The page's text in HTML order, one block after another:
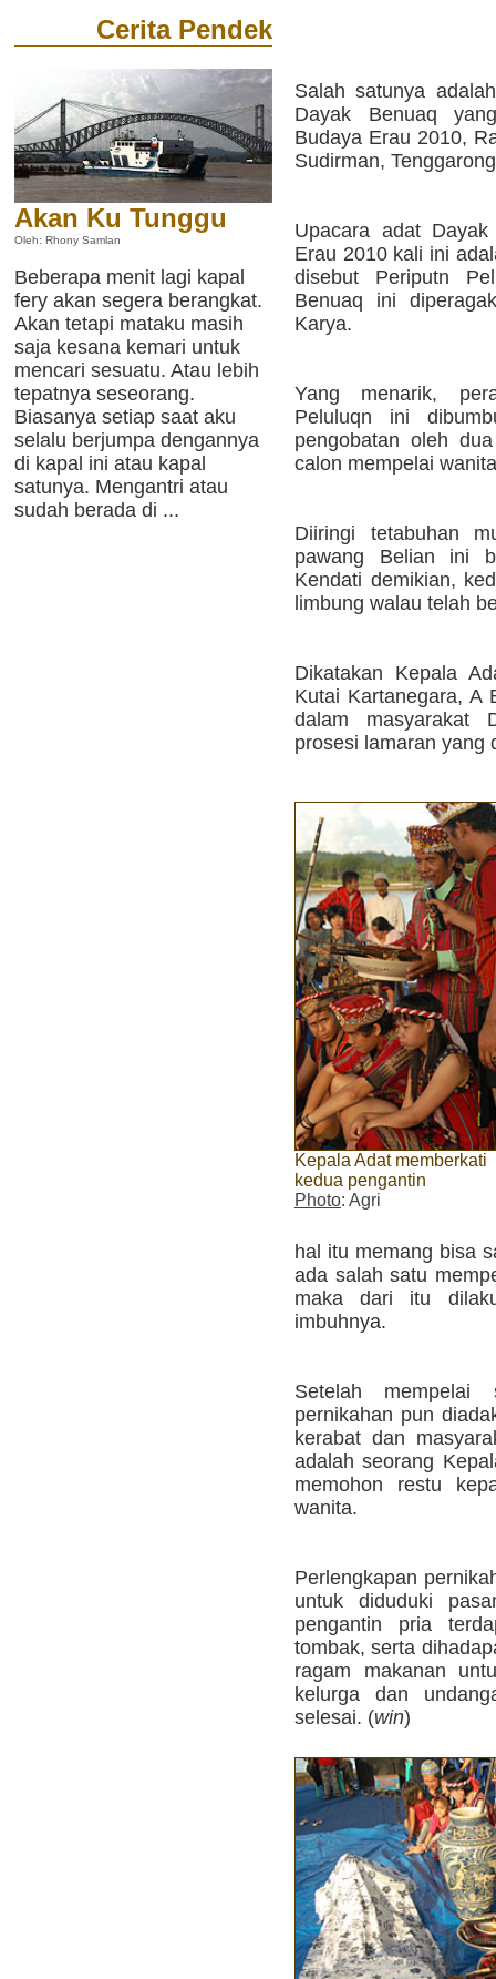
Cerita Pendek
Akan Ku Tunggu
Oleh: Rhony Samlan
Beberapa menit lagi kapal
fery akan segera berangkat.
Akan tetapi mataku masih
saja kesana kemari untuk
mencari sesuatu. Atau lebih
tepatnya seseorang.
Biasanya setiap saat aku
selalu berjumpa dengannya
di kapal ini atau kapal
satunya. Mengantri atau
sudah berada di ...
Salah satunya
Dayak Benuaq
Budaya Erau 2010,
Sudirman,
Upacara adat
Erau 2010 kali ini
disebut Periputn
Benuaq ini
Karya.
Yang menarik,
Peluluqn ini
pengobatan oleh
calon mempelai
Diiringi tetabuhan
pawang Belian ini
Kendati demikian,
limbung walau telah
Dikatakan Kepala
Kutai Kartanegara, A
dalam masyarakat
prosesi lamaran yang
Kepala Adat memberkati
kedua pengantin
Photo: Agri
hal itu memang bisa
ada salah satu
maka dari itu
imbuhnya.
Setelah mempelai
pernikahan pun
kerabat dan
adalah seorang
memohon restu
wanita.
Perlengkapan
untuk diduduki
pengantin pria
tombak, serta
ragam makanan
kelurga dan
selesai. (win)